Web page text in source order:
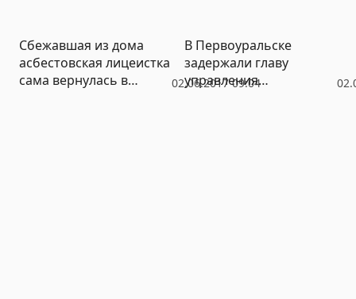
02.06.2017 09:04
Сбежавшая из дома
асбестовская лицеистка
сама вернулась в
В Первоуральске
задержали главу
управления